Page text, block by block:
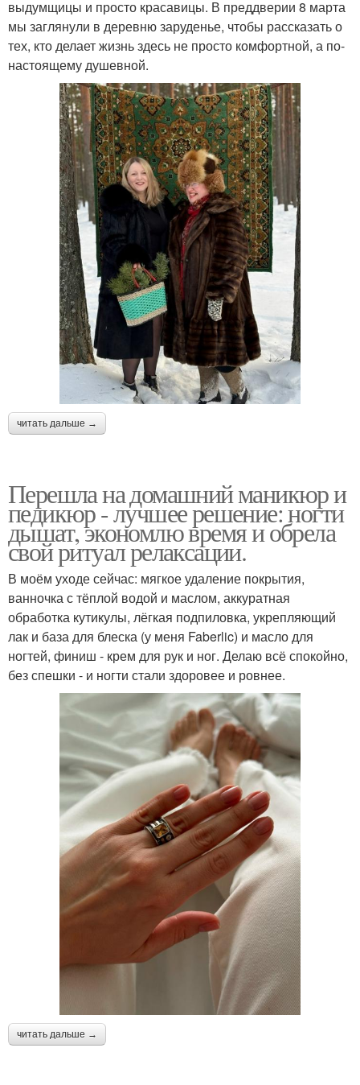
выдумщицы и просто красавицы. В преддверии 8 марта
мы заглянули в деревню заруденье, чтобы рассказать о
тех, кто делает жизнь здесь не просто комфортной, а по-
настоящему душевной.
читать дальше →
Перешла на домашний маникюр и
педикюр - лучшее решение: ногти
дышат, экономлю время и обрела
свой ритуал релаксации.
В моём уходе сейчас: мягкое удаление покрытия,
ванночка с тёплой водой и маслом, аккуратная
обработка кутикулы, лёгкая подпиловка, укрепляющий
лак и база для блеска (у меня Faberlic) и масло для
ногтей, финиш - крем для рук и ног. Делаю всё спокойно,
без спешки - и ногти стали здоровее и ровнее.
читать дальше →